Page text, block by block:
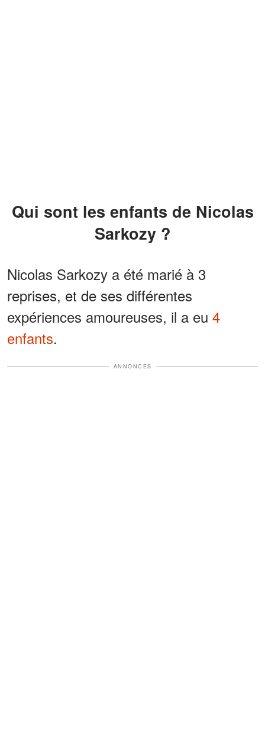
Qui sont les enfants de Nicolas
Sarkozy ?
Nicolas Sarkozy a été marié à 3
reprises, et de ses différentes
expériences amoureuses, il a eu 4
enfants.
ANNONCES